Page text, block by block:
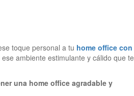
toque personal a tu home office con
ambiente estimulante y cálido que te
una home office agradable y